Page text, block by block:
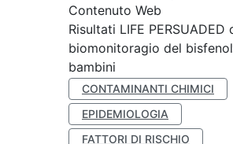
Contenuto Web
Risultati LIFE
biomonitoragio del
bambini
CONTAMINANTI CHIMICI
EPIDEMIOLOGIA
FATTORI DI RISCHIO